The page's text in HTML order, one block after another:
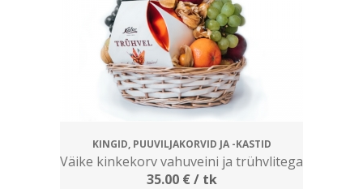
KINGID, PUUVILJAKORVID JA -KASTID
Väike kinkekorv vahuveini ja trühvlitega
35.00 €/ tk